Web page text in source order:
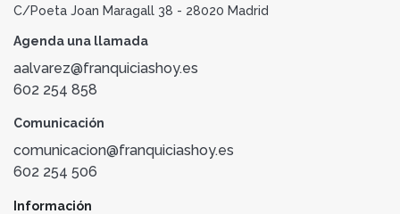
C/Poeta Joan Maragall 38 - 28020 Madrid
Agenda una llamada
aalvarez@franquiciashoy.es
602 254 858
Comunicación
comunicacion@franquiciashoy.es
602 254 506
Información